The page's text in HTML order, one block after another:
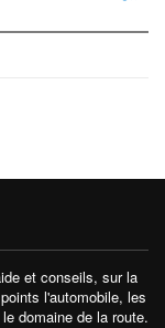
et conseils, sur la
l'automobile, les
domaine de la route.